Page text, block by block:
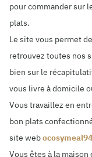
pour commander sur
plats.
Le site vous permet
retrouvez toutes nos
bien sur le
vous livre à domicile
Vous travaillez en
bon plats
site web
Vous êtes à la